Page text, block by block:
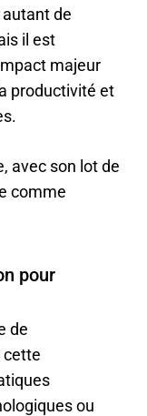
autant de
il est
majeur
productivité et
avec son lot de
comme
pour
de
cette
ou